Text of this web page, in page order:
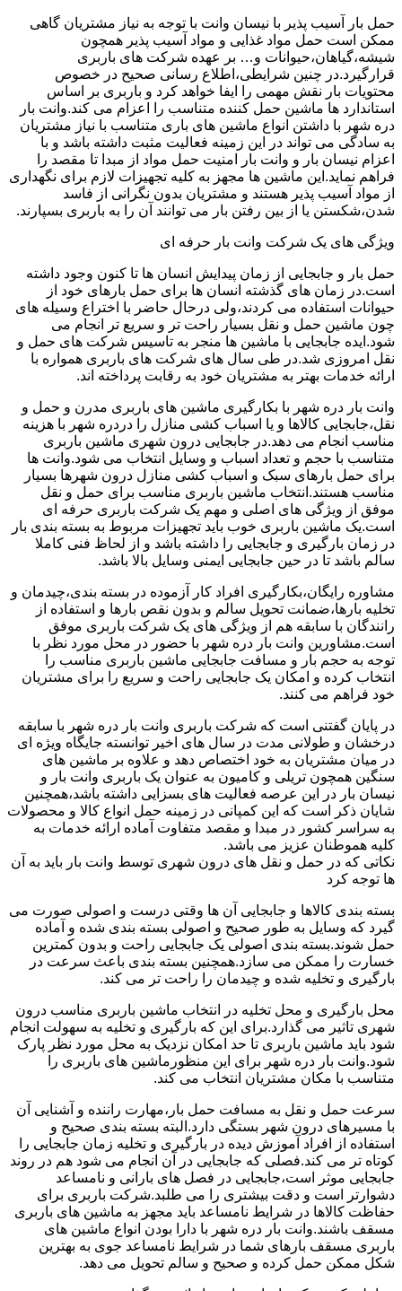
حمل بار آسیب پذیر با نیسان وانت با توجه به نیاز مشتریان گاهی
ممکن است حمل مواد غذایی و مواد آسیب پذیر همچون
شیشه،گیاهان،حیوانات و… بر عهده شرکت های باربری
قرارگیرد.در چنین شرایطی،اطلاع رسانی صحیح در خصوص
محتویات بار نقش مهمی را ایفا خواهد کرد و باربری بر اساس
استاندارد ها ماشین حمل کننده متناسب را اعزام می کند.وانت بار
دره شهر با داشتن انواع ماشین های باری متناسب با نیاز مشتریان
به سادگی می تواند در این زمینه فعالیت مثبت داشته باشد و با
اعزام نیسان بار و وانت بار امنیت حمل مواد از مبدا تا مقصد را
فراهم نماید.این ماشین ها مجهز به کلیه تجهیزات لازم برای نگهداری
از مواد آسیب پذیر هستند و مشتریان بدون نگرانی از فاسد
شدن،شکستن یا از بین رفتن بار می توانند آن را به باربری بسپارند.
ویژگی های یک شرکت وانت بار حرفه ای
حمل بار و جابجایی از زمان پیدایش انسان ها تا کنون وجود داشته
است.در زمان های گذشته انسان ها برای حمل بارهای خود از
حیوانات استفاده می کردند،ولی درحال حاضر با اختراع وسیله های
چون ماشین حمل و نقل بسیار راحت تر و سریع تر انجام می
شود.ایده جابجایی با ماشین ها منجر به تاسیس شرکت های حمل و
نقل امروزی شد.در طی سال های شرکت های باربری همواره با
ارائه خدمات بهتر به مشتریان خود به رقابت پرداخته اند.
وانت بار دره شهر با بکارگیری ماشین های باربری مدرن و حمل و
نقل،جابجایی کالاها و یا اسباب کشی منازل را دردره شهر با هزینه
مناسب انجام می دهد.در جابجایی درون شهری ماشین باربری
متناسب با حجم و تعداد اسباب و وسایل انتخاب می شود.وانت ها
برای حمل بارهای سبک و اسباب کشی منازل درون شهرها بسیار
مناسب هستند.انتخاب ماشین باربری مناسب برای حمل و نقل
موفق از ویژگی های اصلی و مهم یک شرکت باربری حرفه ای
است.یک ماشین باربری خوب باید تجهیزات مربوط به بسته بندی بار
در زمان بارگیری و جابجایی را داشته باشد و از لحاظ فنی کاملا
سالم باشد تا در حین جابجایی ایمنی وسایل بالا باشد.
مشاوره رایگان،بکارگیری افراد کار آزموده در بسته بندی،چیدمان و
تخلیه بارها،ضمانت تحویل سالم و بدون نقص بارها و استفاده از
رانندگان با سابقه هم از ویژگی های یک شرکت باربری موفق
است.مشاورین وانت بار دره شهر با حضور در محل مورد نظر با
توجه به حجم بار و مسافت جابجایی ماشین باربری مناسب را
انتخاب کرده و امکان یک جابجایی راحت و سریع را برای مشتریان
خود فراهم می کنند.
در پایان گفتنی است که شرکت باربری وانت بار دره شهر با سابقه
درخشان و طولانی مدت در سال های اخیر توانسته جایگاه ویژه ای
در میان مشتریان به خود اختصاص دهد و علاوه بر ماشین های
سنگین همچون تریلی و کامیون به عنوان یک باربری وانت بار و
نیسان بار در این عرصه فعالیت های بسزایی داشته باشد،همچنین
شایان ذکر است که این کمپانی در زمینه حمل انواع کالا و محصولات
به سراسر کشور در مبدا و مقصد متفاوت آماده ارائه خدمات به
کلیه هموطنان عزیز می باشد.
نکاتی که در حمل و نقل های درون شهری توسط وانت بار باید به آن
ها توجه کرد
بسته بندی کالاها و جابجایی آن ها وقتی درست و اصولی صورت می
گیرد که وسایل به طور صحیح و اصولی بسته بندی شده و آماده
حمل شوند.بسته بندی اصولی یک جابجایی راحت و بدون کمترین
خسارت را ممکن می سازد.همچنین بسته بندی باعث سرعت در
بارگیری و تخلیه شده و چیدمان را راحت تر می کند.
محل بارگیری و محل تخلیه در انتخاب ماشین باربری مناسب درون
شهری تاثیر می گذارد.برای این که بارگیری و تخلیه به سهولت انجام
شود باید ماشین باربری تا حد امکان نزدیک به محل مورد نظر پارک
شود.وانت بار دره شهر برای این منظورماشین های باربری را
متناسب با مکان مشتریان انتخاب می کند.
سرعت حمل و نقل به مسافت حمل بار،مهارت راننده و آشنایی آن
با مسیرهای درون شهر بستگی دارد.البته بسته بندی صحیح و
استفاده از افراد آموزش دیده در بارگیری و تخلیه زمان جابجایی را
کوتاه تر می کند.فصلی که جابجایی در آن انجام می شود هم در روند
جابجایی موثر است،جابجایی در فصل های بارانی و نامساعد
دشوارتر است و دقت بیشتری را می طلبد.شرکت باربری برای
حفاظت کالاها در شرایط نامساعد باید مجهز به ماشین های باربری
مسقف باشند.وانت بار دره شهر با دارا بودن انواع ماشین های
باربری مسقف بارهای شما در شرایط نامساعد جوی به بهترین
شکل ممکن حمل کرده و صحیح و سالم تحویل می دهد.